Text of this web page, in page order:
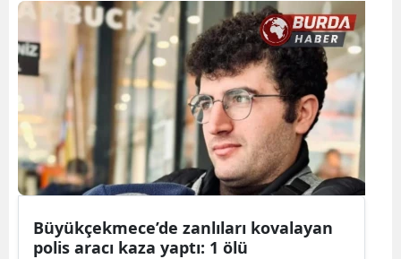
Büyükçekmece’de zanlıları kovalayan
polis aracı kaza yaptı: 1 ölü